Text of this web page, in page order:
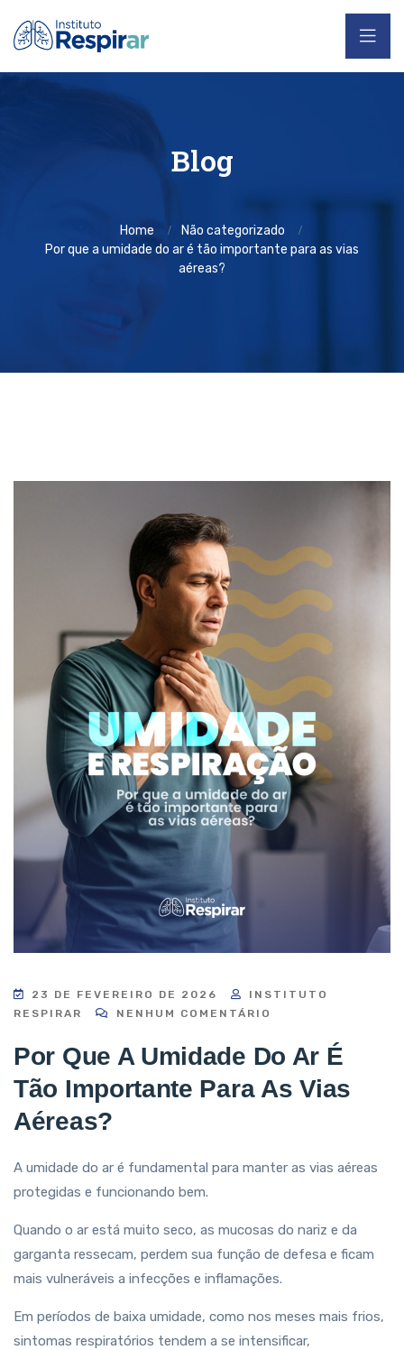
Blog
Home
Não categorizado
Por que a umidade do ar é tão importante para as vias
aéreas?
23 DE FEVEREIRO DE 2026
INSTITUTO
RESPIRAR
NENHUM COMENTÁRIO
Por Que A Umidade Do Ar É
Tão Importante Para As Vias
Aéreas?
A umidade do ar é fundamental para manter as vias aéreas
protegidas e funcionando bem.
Quando o ar está muito seco, as mucosas do nariz e da
garganta ressecam, perdem sua função de defesa e ficam
mais vulneráveis a infecções e inflamações.
Em períodos de baixa umidade, como nos meses mais frios,
sintomas respiratórios tendem a se intensificar,